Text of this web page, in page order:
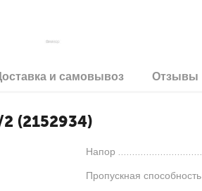
и самовывоз Отзывы
(2152934)
Напор
Пропускная способность